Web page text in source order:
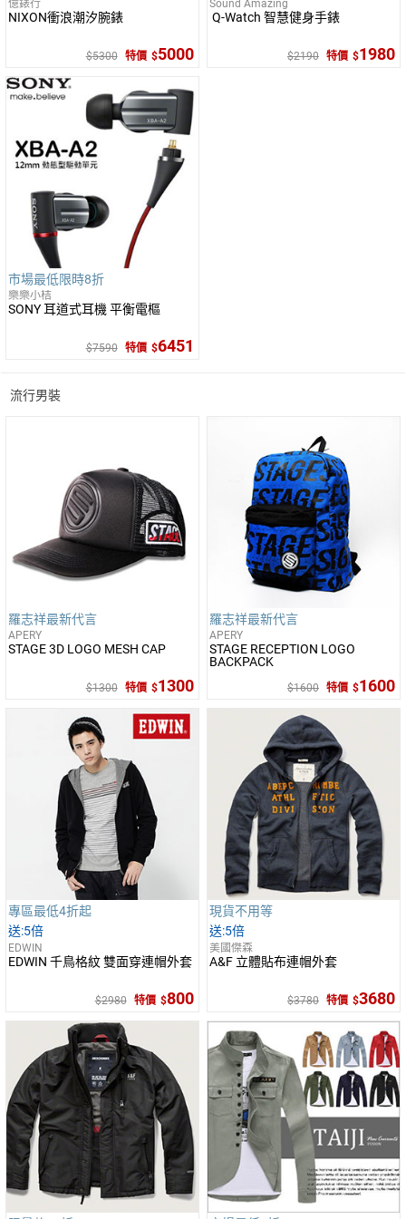
億錶行
NIXON衝浪潮汐腕錶
5300 特價 5000
Sound Amazing
Q-Watch 智慧健身手錶
2190 特價 1980
市場最低限時8折
樂樂小桔
SONY 耳道式耳機 平衡電樞
7590 特價 6451
流行男裝
羅志祥最新代言
APERY
STAGE 3D LOGO MESH CAP
1300 特價 1300
羅志祥最新代言
APERY
STAGE RECEPTION LOGO
BACKPACK
1600 特價 1600
專區最低4折起
5倍
EDWIN
EDWIN 千鳥格紋 雙面穿連帽外套
2980 特價 800
現貨不用等
5倍
美國傑森
A&F 立體貼布連帽外套
3780 特價 3680